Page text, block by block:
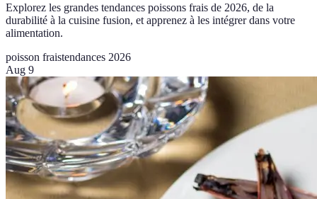
Explorez les grandes tendances poissons frais de 2026, de la
durabilité à la cuisine fusion, et apprenez à les intégrer dans votre
alimentation.
poisson fraistendances 2026
Aug 9